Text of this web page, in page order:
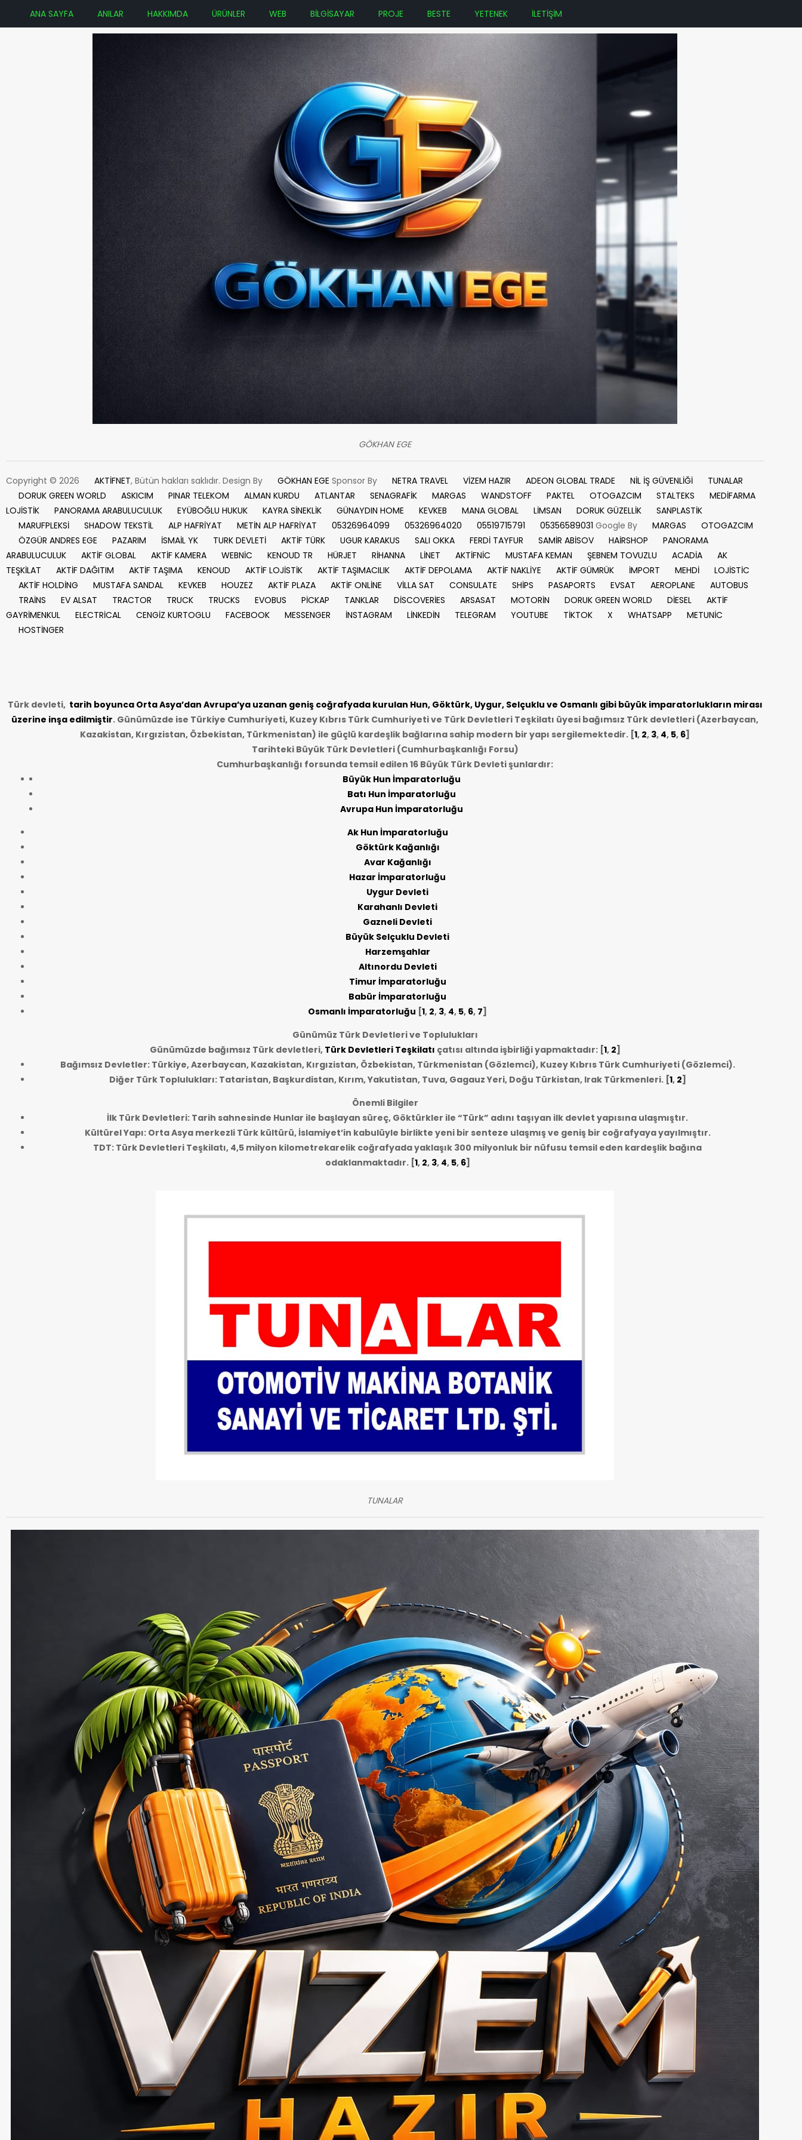
ANA SAYFA ANILAR HAKKIMDA ÜRÜNLER WEB BİLGİSAYAR PROJE BESTE YETENEK İLETİŞİM
GÖKHAN EGE
Copyright © 2026 AKTİFNET, Bütün hakları saklıdır. Design By GÖKHAN EGE Sponsor By NETRA TRAVEL VİZEM HAZIR ADEON GLOBAL TRADE NİL İŞ GÜVENLİĞİ
TUNALAR
DORUK GREEN WORLD
ASKICIM PINAR TELEKOM ALMAN KURDU ATLANTAR SENAGRAFİK MARGAS WANDSTOFF PAKTEL OTOGAZCIM STALTEKS
MEDİFARMA
LOJİSTİK
PANORAMA ARABULUCULUK EYÜBOĞLU HUKUK KAYRA SİNEKLİK GÜNAYDIN HOME KEVKEB MANA GLOBAL LİMSAN DORUK GÜZELLİK
SANPLASTİK
MARUFPLEKSİ
SHADOW TEKSTİL ALP HAFRİYAT METİN ALP HAFRİYAT 05326964099 05326964020 05519715791 05356589031 Google By MARGAS
OTOGAZCIM
ÖZGÜR ANDRES EGE
PAZARIM İSMAİL YK TURK DEVLETİ AKTİF TÜRK UGUR KARAKUS SALI OKKA FERDİ TAYFUR SAMİR ABİSOV HAİRSHOP
PANORAMA
ARABULUCULUK
AKTİF GLOBAL AKTİF KAMERA WEBNİC KENOUD TR HÜRJET RİHANNA LİNET AKTİFNİC MUSTAFA KEMAN ŞEBNEM TOVUZLU ACADİA
AK
TEŞKİLAT
AKTİF DAĞITIM AKTİF TAŞIMA KENOUD AKTİF LOJİSTİK AKTİF TAŞIMACILIK AKTİF DEPOLAMA AKTİF NAKLİYE AKTİF GÜMRÜK İMPORT MEHDİ
LOJİSTİC
AKTİF HOLDİNG
MUSTAFA SANDAL KEVKEB HOUZEZ AKTİF PLAZA AKTİF ONLİNE VİLLA SAT CONSULATE SHİPS PASAPORTS EVSAT AEROPLANE
AUTOBUS
TRAİNS
EV ALSAT TRACTOR TRUCK TRUCKS EVOBUS PİCKAP TANKLAR DİSCOVERİES ARSASAT MOTORİN DORUK GREEN WORLD DİESEL
AKTİF
GAYRİMENKUL
ELECTRİCAL CENGİZ KURTOGLU FACEBOOK MESSENGER İNSTAGRAM LİNKEDİN TELEGRAM YOUTUBE TİKTOK X WHATSAPP
METUNİC
HOSTİNGER
Türk devleti, tarih boyunca Orta Asya’dan Avrupa’ya uzanan geniş coğrafyada kurulan Hun, Göktürk, Uygur, Selçuklu ve Osmanlı gibi büyük imparatorlukların mirası
üzerine inşa edilmiştir. Günümüzde ise Türkiye Cumhuriyeti, Kuzey Kıbrıs Türk Cumhuriyeti ve Türk Devletleri Teşkilatı üyesi bağımsız Türk devletleri (Azerbaycan,
Kazakistan, Kırgızistan, Özbekistan, Türkmenistan) ile güçlü kardeşlik bağlarına sahip modern bir yapı sergilemektedir. [1, 2, 3, 4, 5, 6]
Tarihteki Büyük Türk Devletleri (Cumhurbaşkanlığı Forsu)
Cumhurbaşkanlığı forsunda temsil edilen 16 Büyük Türk Devleti şunlardır:
Büyük Hun İmparatorluğu
Batı Hun İmparatorluğu
Avrupa Hun İmparatorluğu
Ak Hun İmparatorluğu
Göktürk Kağanlığı
Avar Kağanlığı
Hazar İmparatorluğu
Uygur Devleti
Karahanlı Devleti
Gazneli Devleti
Büyük Selçuklu Devleti
Harzemşahlar
Altınordu Devleti
Timur İmparatorluğu
Babür İmparatorluğu
Osmanlı İmparatorluğu [1, 2, 3, 4, 5, 6, 7]
Günümüz Türk Devletleri ve Toplulukları
Günümüzde bağımsız Türk devletleri, Türk Devletleri Teşkilatı çatısı altında işbirliği yapmaktadır: [1, 2]
Bağımsız Devletler: Türkiye, Azerbaycan, Kazakistan, Kırgızistan, Özbekistan, Türkmenistan (Gözlemci), Kuzey Kıbrıs Türk Cumhuriyeti (Gözlemci).
Diğer Türk Toplulukları: Tataristan, Başkurdistan, Kırım, Yakutistan, Tuva, Gagauz Yeri, Doğu Türkistan, Irak Türkmenleri.[1, 2]
Önemli Bilgiler
İlk Türk Devletleri: Tarih sahnesinde Hunlar ile başlayan süreç, Göktürkler ile “Türk” adını taşıyan ilk devlet yapısına ulaşmıştır.
Kültürel Yapı: Orta Asya merkezli Türk kültürü, İslamiyet’in kabulüyle birlikte yeni bir senteze ulaşmış ve geniş bir coğrafyaya yayılmıştır.
TDT: Türk Devletleri Teşkilatı, 4,5 milyon kilometrekarelik coğrafyada yaklaşık 300 milyonluk bir nüfusu temsil eden kardeşlik bağına
odaklanmaktadır.[1, 2, 3, 4, 5, 6]
TUNALAR